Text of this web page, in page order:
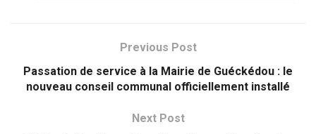
Previous Post
Passation de service à la Mairie de Guéckédou : le
nouveau conseil communal officiellement installé
Next Post